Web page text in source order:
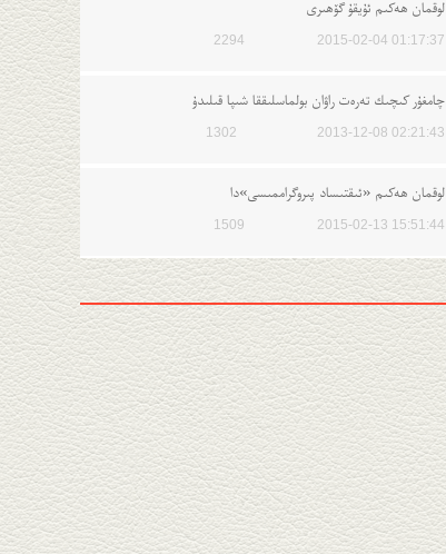
لوقمان ھەكىم ئۇيقۇ گۆھىرى
2015-02-04 01:17:37
2294
چامغۇر كىچىك تەرەت راۋان بولماسلىققا شىپا قىلىدۇ
2013-12-08 02:21:43
1302
لوقمان ھەكىم «ئىقتىساد پىروگراممىسى»دا
2015-02-13 15:51:44
1509